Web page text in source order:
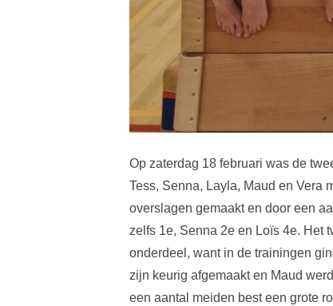
Op zaterdag 18 februari was de
Tess, Senna, Layla, Maud en Vera
overslagen gemaakt en door een
zelfs 1e, Senna 2e en Loïs 4e. Het
onderdeel, want in de trainingen
zijn keurig afgemaakt en Maud
een aantal meiden best een grote